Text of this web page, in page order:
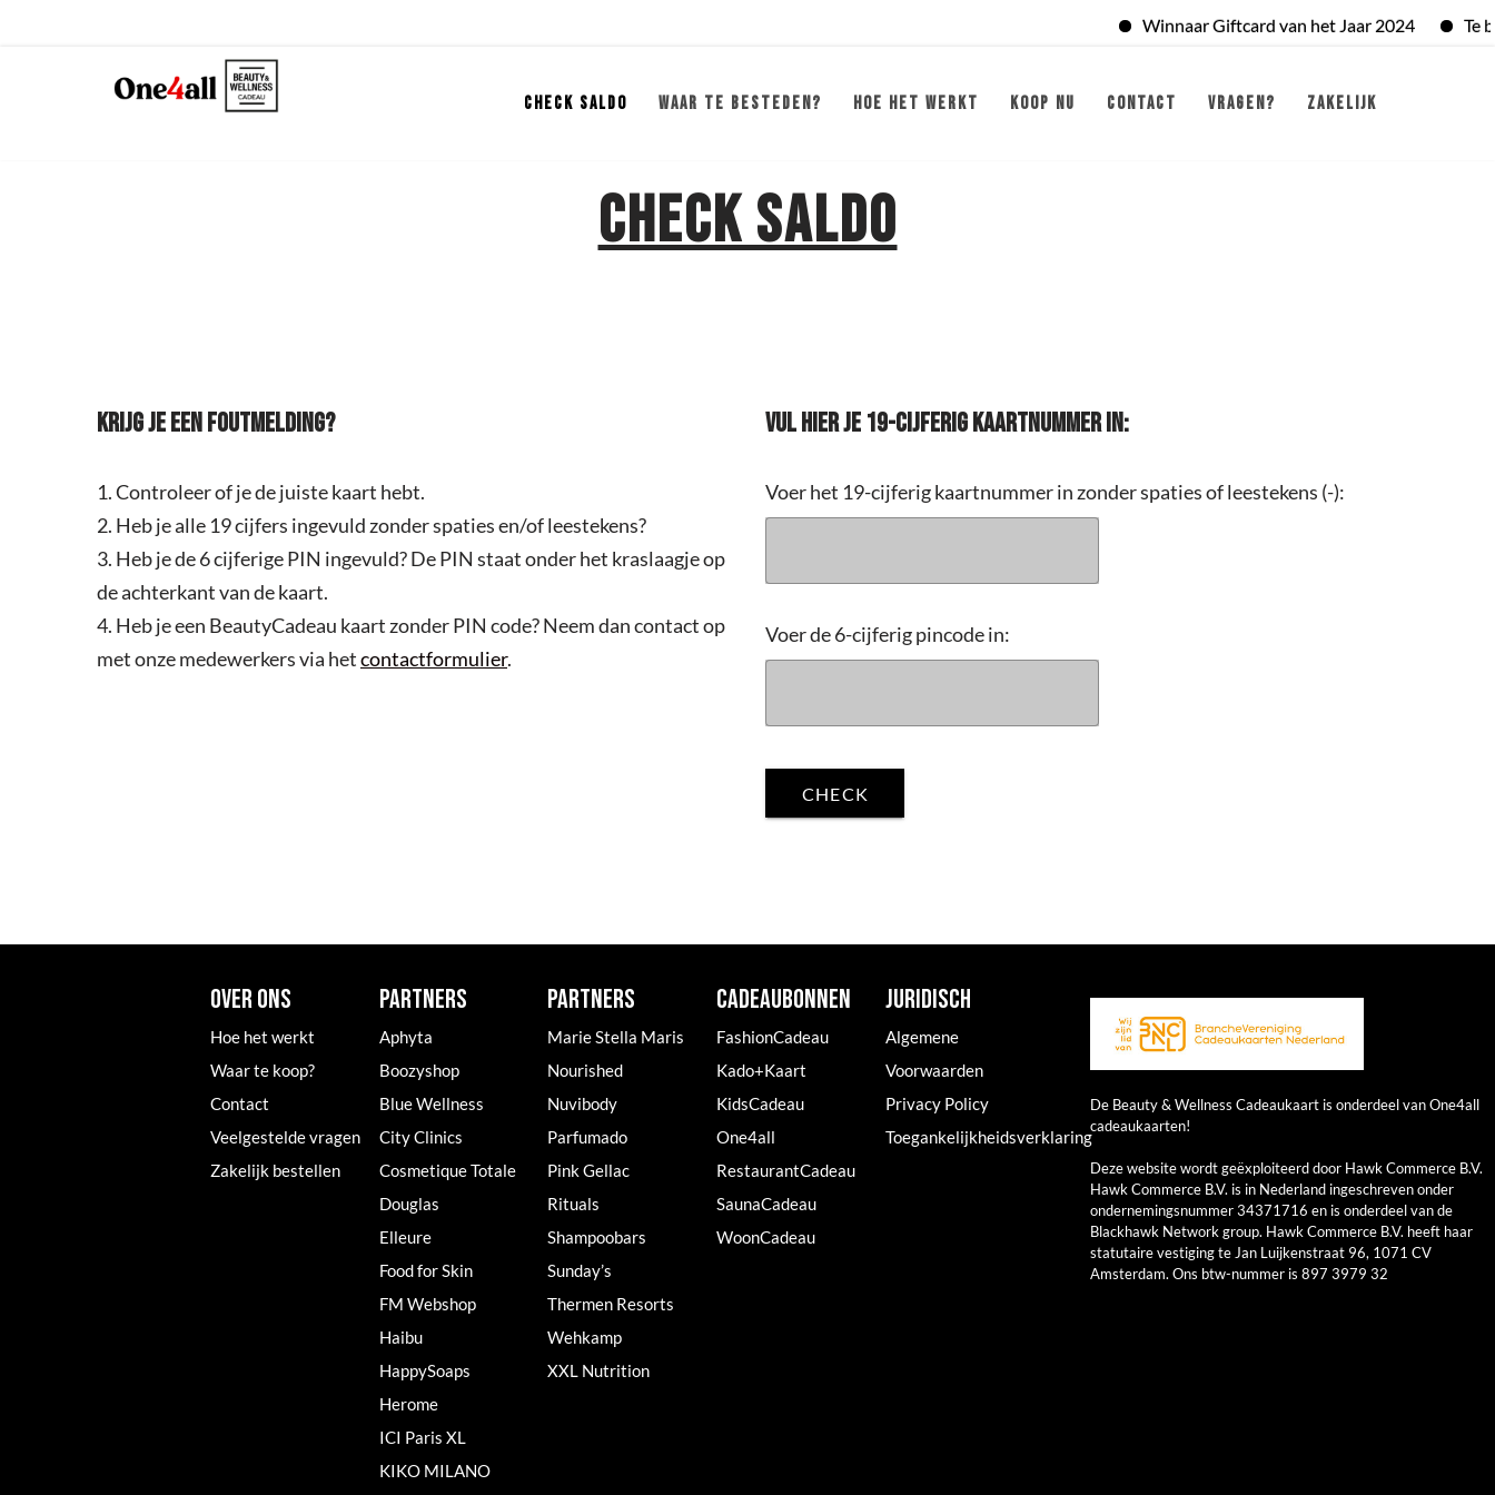
Winnaar Giftcard van het Jaar 2024 Te
CHECK SALDO WAAR TE BESTEDEN? HOE HET WERKT KOOP NU CONTACT VRAGEN? ZAKELIJK
CHECK SALDO
KRIJG JE EEN FOUTMELDING?
1. Controleer of je de juiste kaart hebt.
2. Heb je alle 19 cijfers ingevuld zonder spaties en/of leestekens?
3. Heb je de 6 cijferige PIN ingevuld? De PIN staat onder het kraslaagje op
de achterkant van de kaart.
4. Heb je een BeautyCadeau kaart zonder PIN code? Neem dan contact op
met onze medewerkers via hetcontactformulier.
VUL HIER JE 19-CIJFERIG KAARTNUMMER IN:
OVER ONS
Hoe het werkt
Waar te koop?
Contact
Veelgestelde vragen
Zakelijk bestellen
PARTNERS
Aphyta
Boozyshop
Blue Wellness
City Clinics
Cosmetique Totale
Douglas
Elleure
Food for Skin
FM Webshop
Haibu
HappySoaps
Herome
ICI Paris XL
KIKO MILANO
PARTNERS
Marie Stella Maris
Nourished
Nuvibody
Parfumado
Pink Gellac
Rituals
Shampoobars
Sunday’s
Thermen Resorts
Wehkamp
XXL Nutrition
CADEAUBONNEN
FashionCadeau
Kado+Kaart
KidsCadeau
One4all
RestaurantCadeau
SaunaCadeau
WoonCadeau
JURIDISCH
Algemene
Voorwaarden
Privacy Policy
Toegankelijkheidsverklaring
De Beauty & Wellness Cadeaukaart is onderdeel van One4all
cadeaukaarten!
Deze website wordt geëxploiteerd door Hawk Commerce B.V.
Hawk Commerce B.V. is in Nederland ingeschreven onder
ondernemingsnummer 34371716 en is onderdeel van de
Blackhawk Network group. Hawk Commerce B.V. heeft haar
statutaire vestiging te Jan Luijkenstraat 96, 1071 CV
Amsterdam. Ons btw-nummer is 897 3979 32